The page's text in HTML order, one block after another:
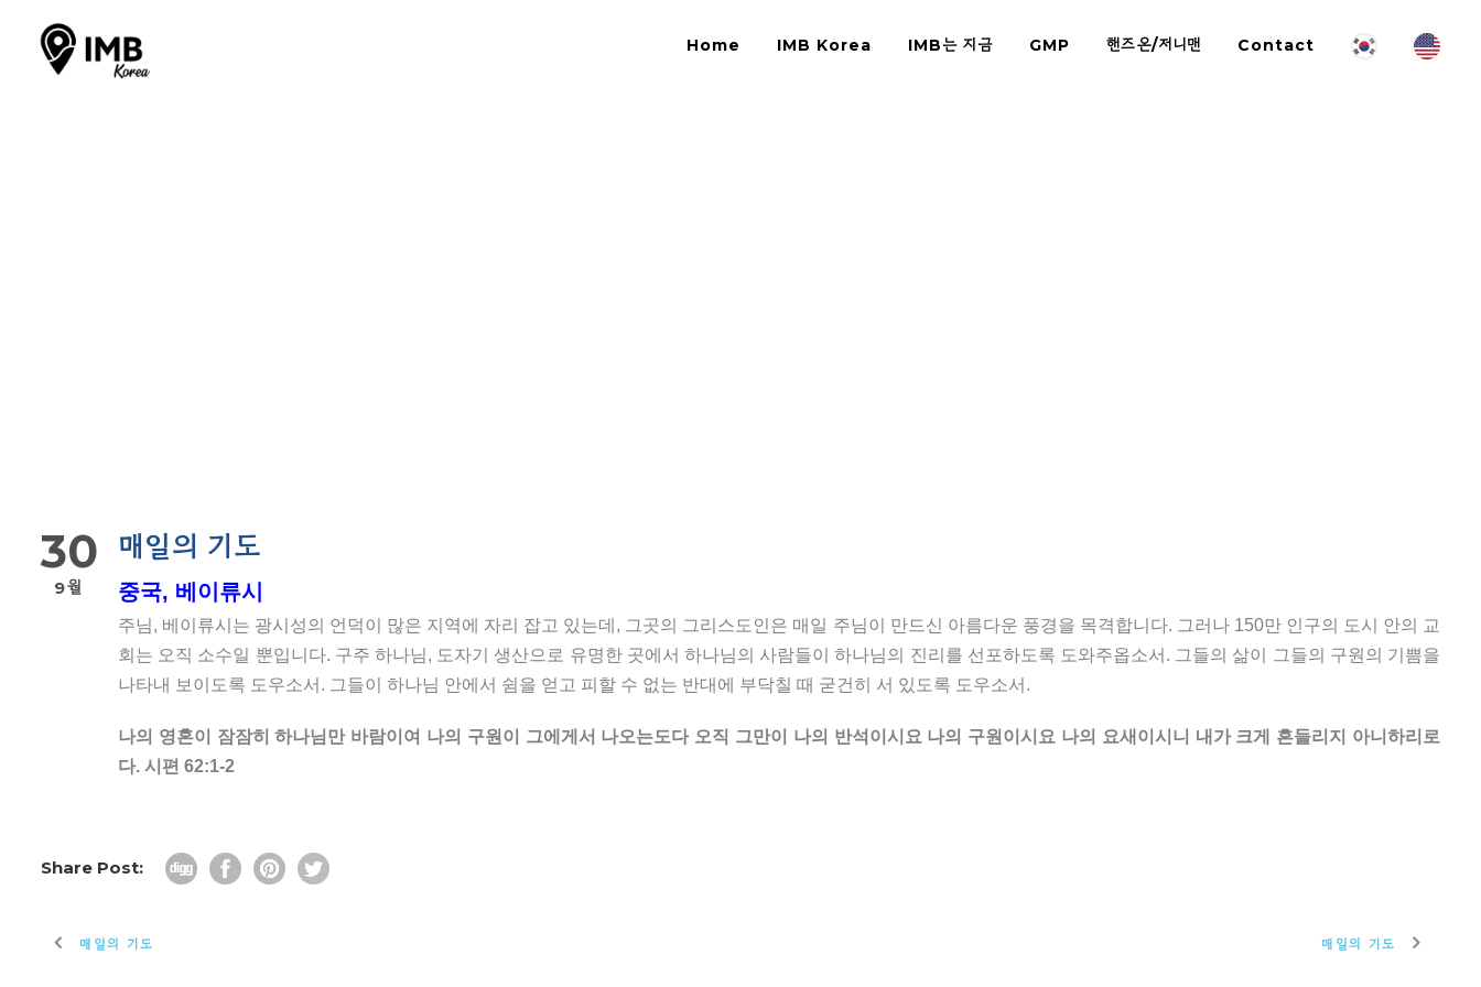
Home IMB Korea IMB는 지금 GMP 핸즈온/저니맨 Contact
30
9월
매일의 기도
중국, 베이류시
주님, 베이류시는 광시성의 언덕이 많은 지역에 자리 잡고 있는데, 그곳의 그리스도인은 매일 주님이 만드신 아름다운 풍경을 목격합니다. 그러나 150만 인구의 도시 안의 교
회는 오직 소수일 뿐입니다. 구주 하나님, 도자기 생산으로 유명한 곳에서 하나님의 사람들이 하나님의 진리를 선포하도록 도와주옵소서. 그들의 삶이 그들의 구원의 기쁨을
나타내 보이도록 도우소서. 그들이 하나님 안에서 쉼을 얻고 피할 수 없는 반대에 부닥칠 때 굳건히 서 있도록 도우소서.
나의 영혼이 잠잠히 하나님만 바람이여 나의 구원이 그에게서 나오는도다 오직 그만이 나의 반석이시요 나의 구원이시요 나의 요새이시니 내가 크게 흔들리지 아니하리로
다. 시편 62:1-2
Share Post:
매일의 기도 매일의 기도